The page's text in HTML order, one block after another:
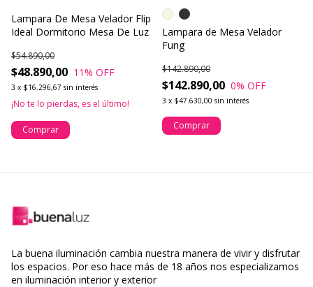
Lampara De Mesa Velador Flip
Ideal Dormitorio Mesa De Luz
$48.890,00
$54.890,00
11% OFF
3 x $16.296,67 sin interés
¡No te lo pierdas, es el último!
Comprar
Lampara de Mesa Velador
Fung
$142.890,00
$142.890,00
0% OFF
3 x $47.630,00 sin interés
Comprar
La buena iluminación cambia nuestra manera de vivir y disfrutar
los espacios. Por eso hace más de 18 años nos especializamos
en iluminación interior y exterior